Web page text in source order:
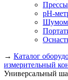
Прессы
pH-
→ Каталог
измерительный
Универсальный